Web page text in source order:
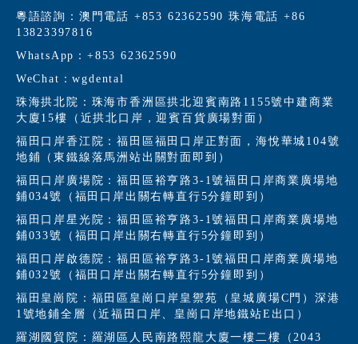
粵語諮詢：澳門電話 +853 62362590 珠海電話 +86
13823397816
WhatsApp：+853 62362590
WeChat：wgdental
珠海拱北院：珠海市香洲區拱北迎賓南路1155號中建商業
大廈15樓（近拱北口岸，迎賓百貨廣場對面）
福田口岸香江院：福田區福田口岸正對面，海悅華城104號
地鋪（東鐵線落馬洲站出關對面即到）
福田口岸廣場院：福田區裕亨路3-1號福田口岸商業廣場地
鋪034號（福田口岸出關右轉直行5分鐘即到）
福田口岸星光院：福田區裕亨路3-1號福田口岸商業廣場地
鋪033號（福田口岸出關右轉直行5分鐘即到）
福田口岸啟德院：福田區裕亨路3-1號福田口岸商業廣場地
鋪032號（福田口岸出關右轉直行5分鐘即到）
福田皇崗院：福田區皇崗口岸皇禦苑（皇城廣場C門）深港
1號地鋪全層（近福田口岸、皇崗口岸地鐵站E出口）
羅湖國貿院：羅湖區人民南路熙龍大廈一樓二樓（2043